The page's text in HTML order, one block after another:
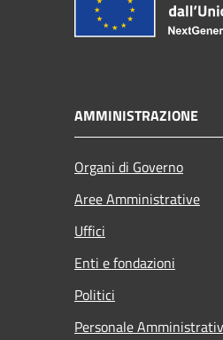
AMMINISTRAZIONE
Organi di Governo
Aree Amministrative
Uffici
Enti e fondazioni
Politici
Personale